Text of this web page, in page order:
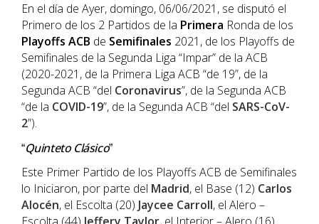
En el día de Ayer, domingo, 06/06/2021, se disputó el
Primero de los 2 Partidos de la Primera Ronda de los
Playoffs ACB de Semifinales 2021, de los Playoffs de
Semifinales de la Segunda Liga “Impar” de la ACB
(2020-2021, de la Primera Liga ACB “de 19”, de la
Segunda ACB “del Coronavirus”, de la Segunda ACB
“de la COVID-19”, de la Segunda ACB “del SARS-CoV-
2”).
“Quinteto Clásico”
Este Primer Partido de los Playoffs ACB de Semifinales
lo Iniciaron, por parte del Madrid, el Base (12) Carlos
Alocén, el Escolta (20) Jaycee Carroll, el Alero –